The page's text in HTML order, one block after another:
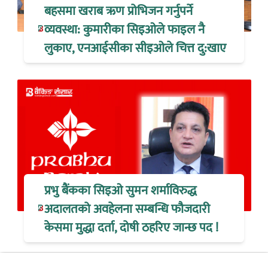
बहसमा खराब ऋण प्रोभिजन गर्नुपर्ने
व्यवस्था: कुमारीका सिइओले फाइल नै
लुकाए, एनआईसीका सीइओले चित्त दु:खाए
प्रभु बैंकका सिइओ सुमन शर्माविरुद्ध
अदालतको अवहेलना सम्बन्धि फौजदारी
केसमा मुद्धा दर्ता, दोषी ठहरिए जान्छ पद !